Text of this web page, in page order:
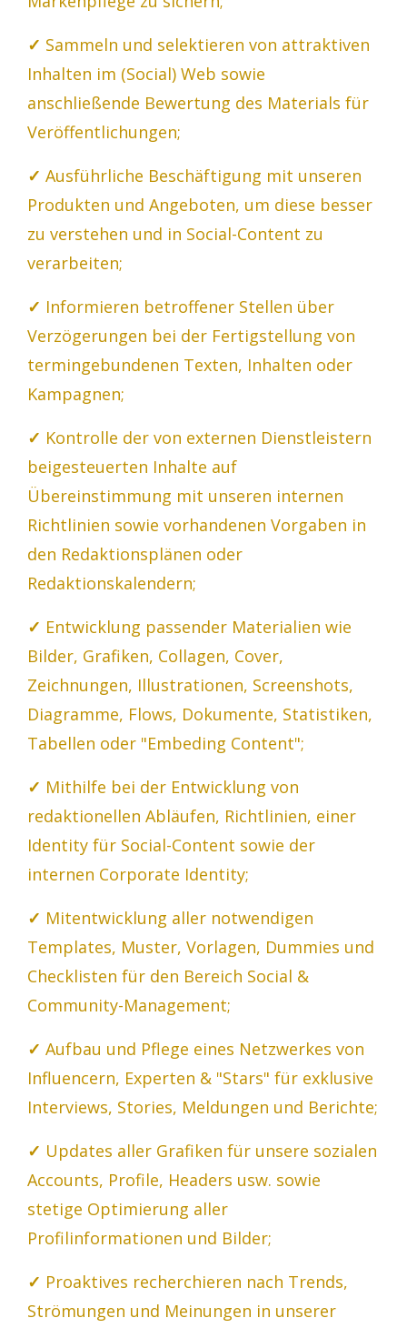
✓ Sammeln und selektieren von attraktiven
Inhalten im (Social) Web sowie
anschließende Bewertung des Materials für
Veröffentlichungen;
✓ Ausführliche Beschäftigung mit unseren
Produkten und Angeboten, um diese besser
zu verstehen und in Social-Content zu
verarbeiten;
✓ Informieren betroffener Stellen über
Verzögerungen bei der Fertigstellung von
termingebundenen Texten, Inhalten oder
Kampagnen;
✓ Kontrolle der von externen Dienstleistern
beigesteuerten Inhalte auf
Übereinstimmung mit unseren internen
Richtlinien sowie vorhandenen Vorgaben in
den Redaktionsplänen oder
Redaktionskalendern;
✓ Entwicklung passender Materialien wie
Bilder, Grafiken, Collagen, Cover,
Zeichnungen, Illustrationen, Screenshots,
Diagramme, Flows, Dokumente, Statistiken,
Tabellen oder "Embeding Content";
✓ Mithilfe bei der Entwicklung von
redaktionellen Abläufen, Richtlinien, einer
Identity für Social-Content sowie der
internen Corporate Identity;
✓ Mitentwicklung aller notwendigen
Templates, Muster, Vorlagen, Dummies und
Checklisten für den Bereich Social &
Community-Management;
✓ Aufbau und Pflege eines Netzwerkes von
Influencern, Experten & "Stars" für exklusive
Interviews, Stories, Meldungen und Berichte;
✓ Updates aller Grafiken für unsere sozialen
Accounts, Profile, Headers usw. sowie
stetige Optimierung aller
Profilinformationen und Bilder;
✓ Proaktives recherchieren nach Trends,
Strömungen und Meinungen in unserer